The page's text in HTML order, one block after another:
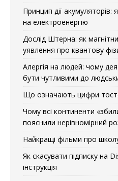
Принцип дії акумуляторів:
на електроенергію
Дослід Штерна: як
уявлення про квантову
Алергія на людей: чому
бути чутливими до
Що означають цифри
Чому всі континенти
пояснили нерівномірний
Найкращі фільми про
Як скасувати підписку на
інструкція